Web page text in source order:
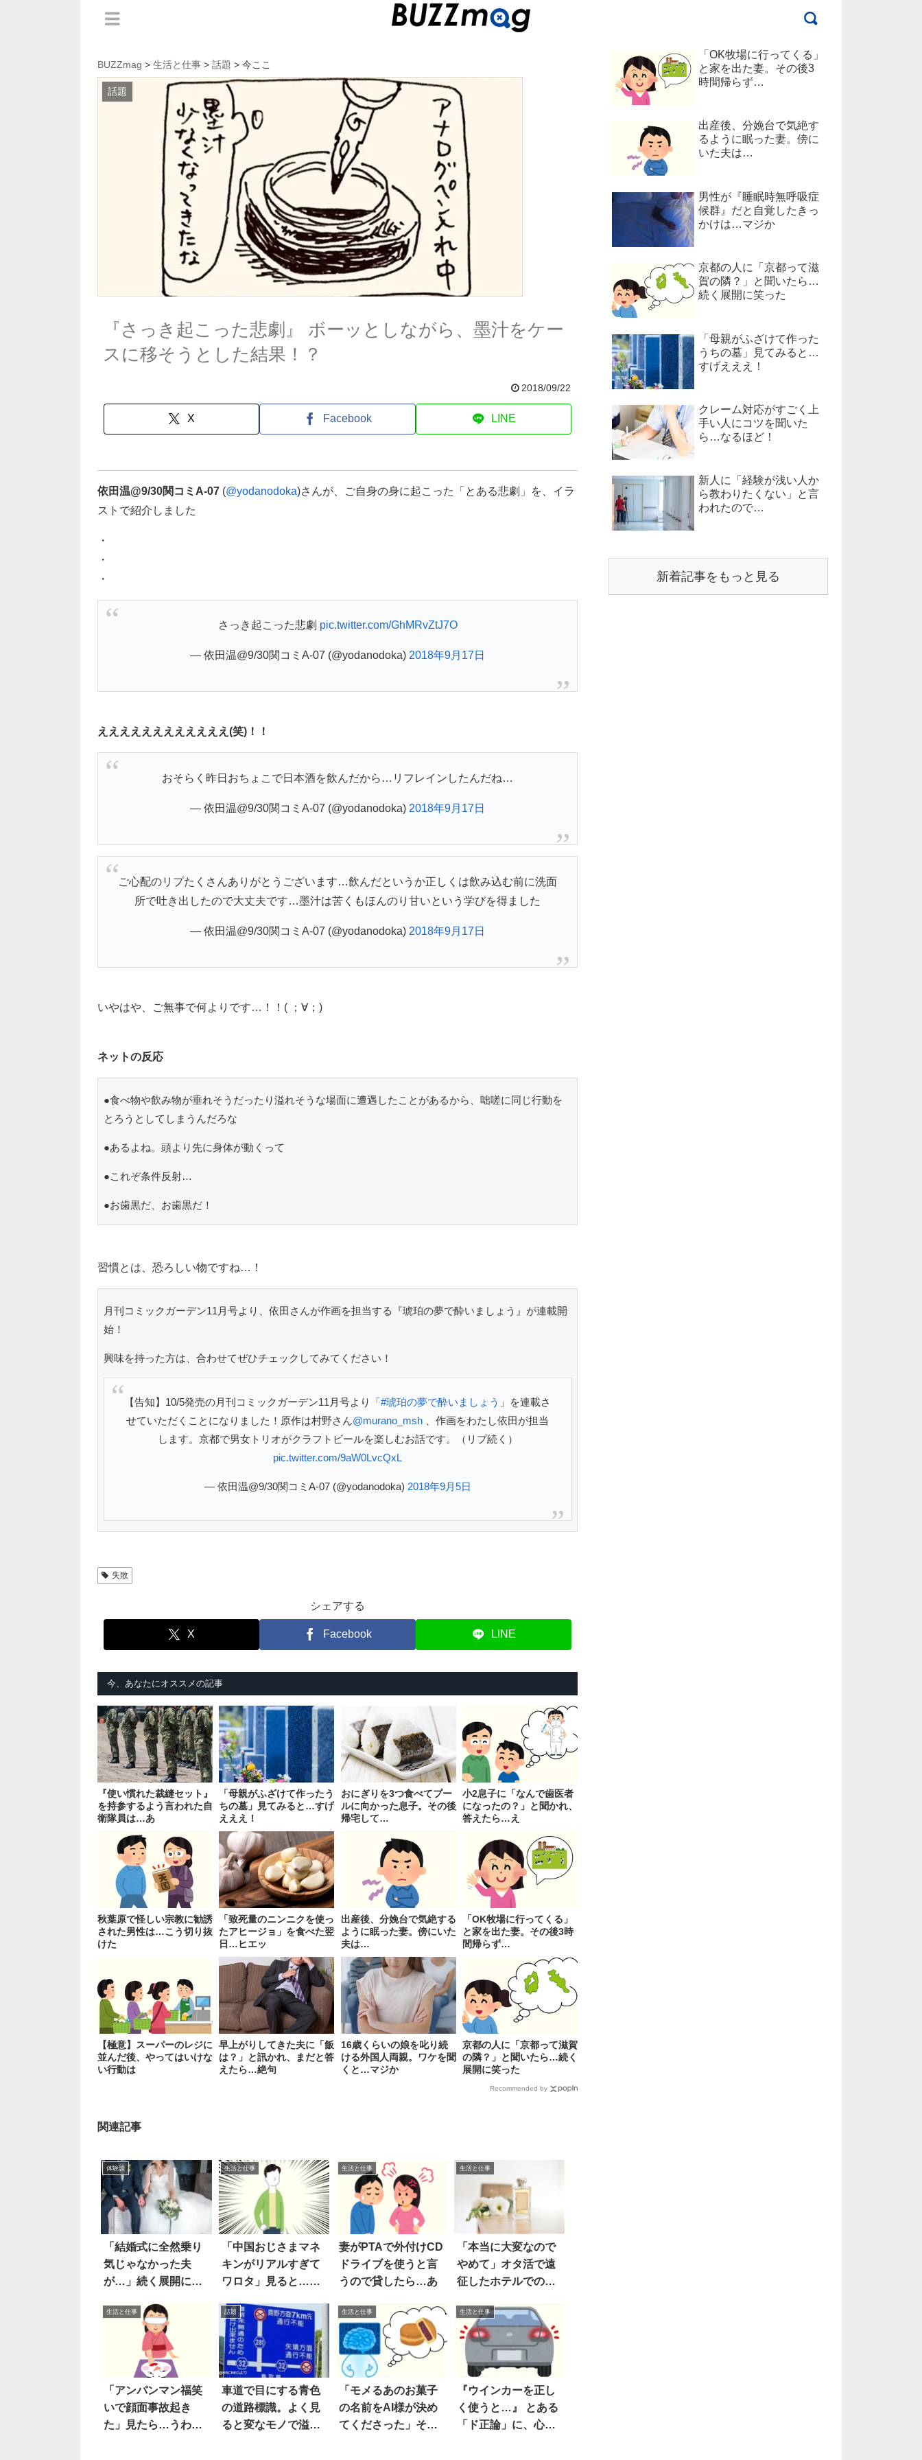
BUZZmag > 生活と仕事 > 話題 > 今ここ
話題
『さっき起こった悲劇』 ボーッとしながら、墨汁をケー
スに移そうとした結果！？
2018/09/22
X Facebook LINE
依田温@9/30関コミA-07 (@yodanodoka)さんが、ご自身の身に起こった「とある悲劇」を、イラ
ストで紹介しました
・
・
・
さっき起こった悲劇 pic.twitter.com/GhMRvZtJ7O
— 依田温@9/30関コミA-07 (@yodanodoka) 2018年9月17日
ええええええええええええ(笑)！！
おそらく昨日おちょこで日本酒を飲んだから…リフレインしたんだね…
— 依田温@9/30関コミA-07 (@yodanodoka) 2018年9月17日
ご心配のリプたくさんありがとうございます…飲んだというか正しくは飲み込む前に洗面
所で吐き出したので大丈夫です…墨汁は苦くもほんのり甘いという学びを得ました
— 依田温@9/30関コミA-07 (@yodanodoka) 2018年9月17日
いやはや、ご無事で何よりです…！！( ；∀；)
ネットの反応
●食べ物や飲み物が垂れそうだったり溢れそうな場面に遭遇したことがあるから、咄嗟に同じ行動を
とろうとしてしまうんだろな
●あるよね。頭より先に身体が動くって
●これぞ条件反射…
●お歯黒だ、お歯黒だ！
習慣とは、恐ろしい物ですね…！
月刊コミックガーデン11月号より、依田さんが作画を担当する『琥珀の夢で酔いましょう』が連載開
始！
興味を持った方は、合わせてぜひチェックしてみてください！
【告知】10/5発売の月刊コミックガーデン11月号より「#琥珀の夢で酔いましょう 」を連載さ
せていただくことになりました！原作は村野さん@murano_msh 、作画をわたし依田が担当
します。京都で男女トリオがクラフトビールを楽しむお話です。（リプ続く）
pic.twitter.com/9aW0LvcQxL
— 依田温@9/30関コミA-07 (@yodanodoka) 2018年9月5日
失敗
シェアする
X Facebook LINE
今、あなたにオススメの記事
『使い慣れた裁縫セット』
を持参するよう言われた自
衛隊員は…あ
「母親がふざけて作ったう
ちの墓」見てみると…すげ
えええ！
おにぎりを3つ食べてプー
ルに向かった息子。その後
帰宅して…
小2息子に「なんで歯医者
になったの？」と聞かれ、
答えたら…え
秋葉原で怪しい宗教に勧誘
された男性は…こう切り抜
けた
「致死量のニンニクを使っ
たアヒージョ」を食べた翌
日…ヒエッ
出産後、分娩台で気絶する
ように眠った妻。傍にいた
夫は…
「OK牧場に行ってくる」
と家を出た妻。その後3時
間帰らず…
【極意】スーパーのレジに
並んだ後、やってはいけな
い行動は
早上がりしてきた夫に「飯
は？」と訊かれ、まだと答
えたら…絶句
16歳くらいの娘を叱り続
ける外国人両親。ワケを聞
くと…マジか
京都の人に「京都って滋賀
の隣？」と聞いたら…続く
展開に笑った
Recommended by
関連記事
体験談
「結婚式に全然乗り
気じゃなかった夫
が…」続く展開に驚
生活と仕事
「中国おじさまマネ
キンがリアルすぎて
ワロタ」見ると…ホ
生活と仕事
妻がPTAで外付けCD
ドライブを使うと言
うので貸したら…あ
生活と仕事
「本当に大変なので
やめて」オタ活で遠
征したホテルでのNG
生活と仕事
「アンパンマン福笑
いで顔面事故起き
た」見たら…うわぁ
話題
車道で目にする青色
の道路標識。よく見
ると変なモノで溢れ
生活と仕事
「モメるあのお菓子
の名前をAI様が決め
てくださった」それ
生活と仕事
『ウインカーを正し
く使うと…』 とある
「ド正論」に、心か
「OK牧場に行ってくる」
と家を出た妻。その後3
時間帰らず…
出産後、分娩台で気絶す
るように眠った妻。傍に
いた夫は…
男性が『睡眠時無呼吸症
候群』だと自覚したきっ
かけは…マジか
京都の人に「京都って滋
賀の隣？」と聞いたら…
続く展開に笑った
「母親がふざけて作った
うちの墓」見てみると…
すげえええ！
クレーム対応がすごく上
手い人にコツを聞いた
ら…なるほど！
新人に「経験が浅い人か
ら教わりたくない」と言
われたので…
新着記事をもっと見る